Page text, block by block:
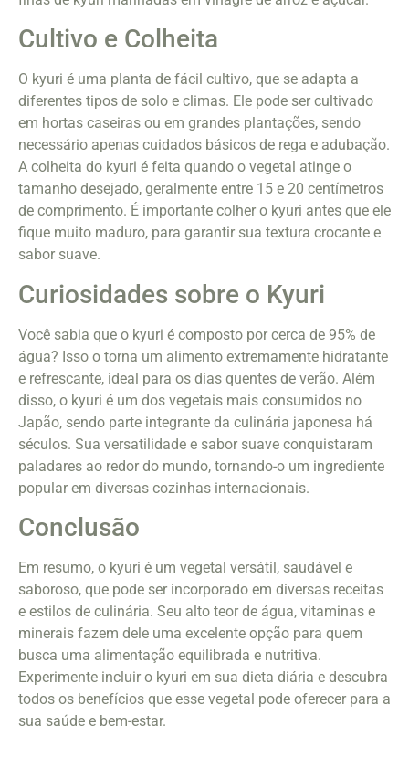
Cultivo e Colheita
O kyuri é uma planta de fácil cultivo, que se adapta a
diferentes tipos de solo e climas. Ele pode ser cultivado
em hortas caseiras ou em grandes plantações, sendo
necessário apenas cuidados básicos de rega e adubação.
A colheita do kyuri é feita quando o vegetal atinge o
tamanho desejado, geralmente entre 15 e 20 centímetros
de comprimento. É importante colher o kyuri antes que ele
fique muito maduro, para garantir sua textura crocante e
sabor suave.
Curiosidades sobre o Kyuri
Você sabia que o kyuri é composto por cerca de 95% de
água? Isso o torna um alimento extremamente hidratante
e refrescante, ideal para os dias quentes de verão. Além
disso, o kyuri é um dos vegetais mais consumidos no
Japão, sendo parte integrante da culinária japonesa há
séculos. Sua versatilidade e sabor suave conquistaram
paladares ao redor do mundo, tornando-o um ingrediente
popular em diversas cozinhas internacionais.
Conclusão
Em resumo, o kyuri é um vegetal versátil, saudável e
saboroso, que pode ser incorporado em diversas receitas
e estilos de culinária. Seu alto teor de água, vitaminas e
minerais fazem dele uma excelente opção para quem
busca uma alimentação equilibrada e nutritiva.
Experimente incluir o kyuri em sua dieta diária e descubra
todos os benefícios que esse vegetal pode oferecer para a
sua saúde e bem-estar.